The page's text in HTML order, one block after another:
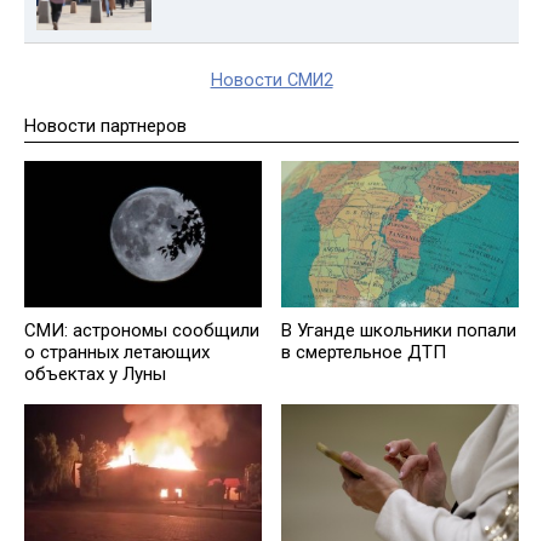
Новости СМИ2
Новости партнеров
СМИ: астрономы сообщили
о странных летающих
объектах у Луны
В Уганде школьники попали
в смертельное ДТП